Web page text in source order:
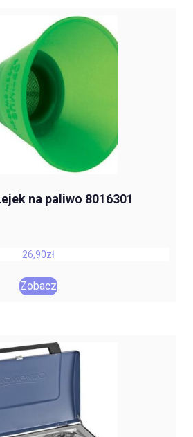
na paliwo 8016301
26,90zł
Zobacz